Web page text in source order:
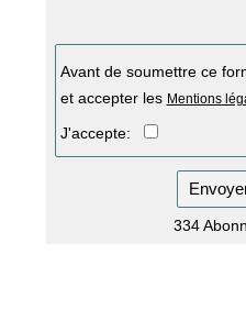
Avant de soumettre ce
et accepter les Mentions
J'accepte:
334